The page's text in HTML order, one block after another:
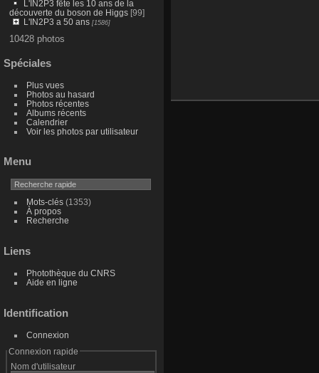
L'IN2P3 fête les 10 ans de la
découverte du boson de Higgs[99]
L'IN2P3 a 50 ans[1586]
10428 photos
Spéciales
Plus vues
Photos au hasard
Photos récentes
Albums récents
Calendrier
Voir les photos par utilisateur
Menu
Mots-clés(1353)
À propos
Recherche
Liens
Photothèque du CNRS
Aide en ligne
Identification
Connexion
Connexion rapide
Nom d'utilisateur